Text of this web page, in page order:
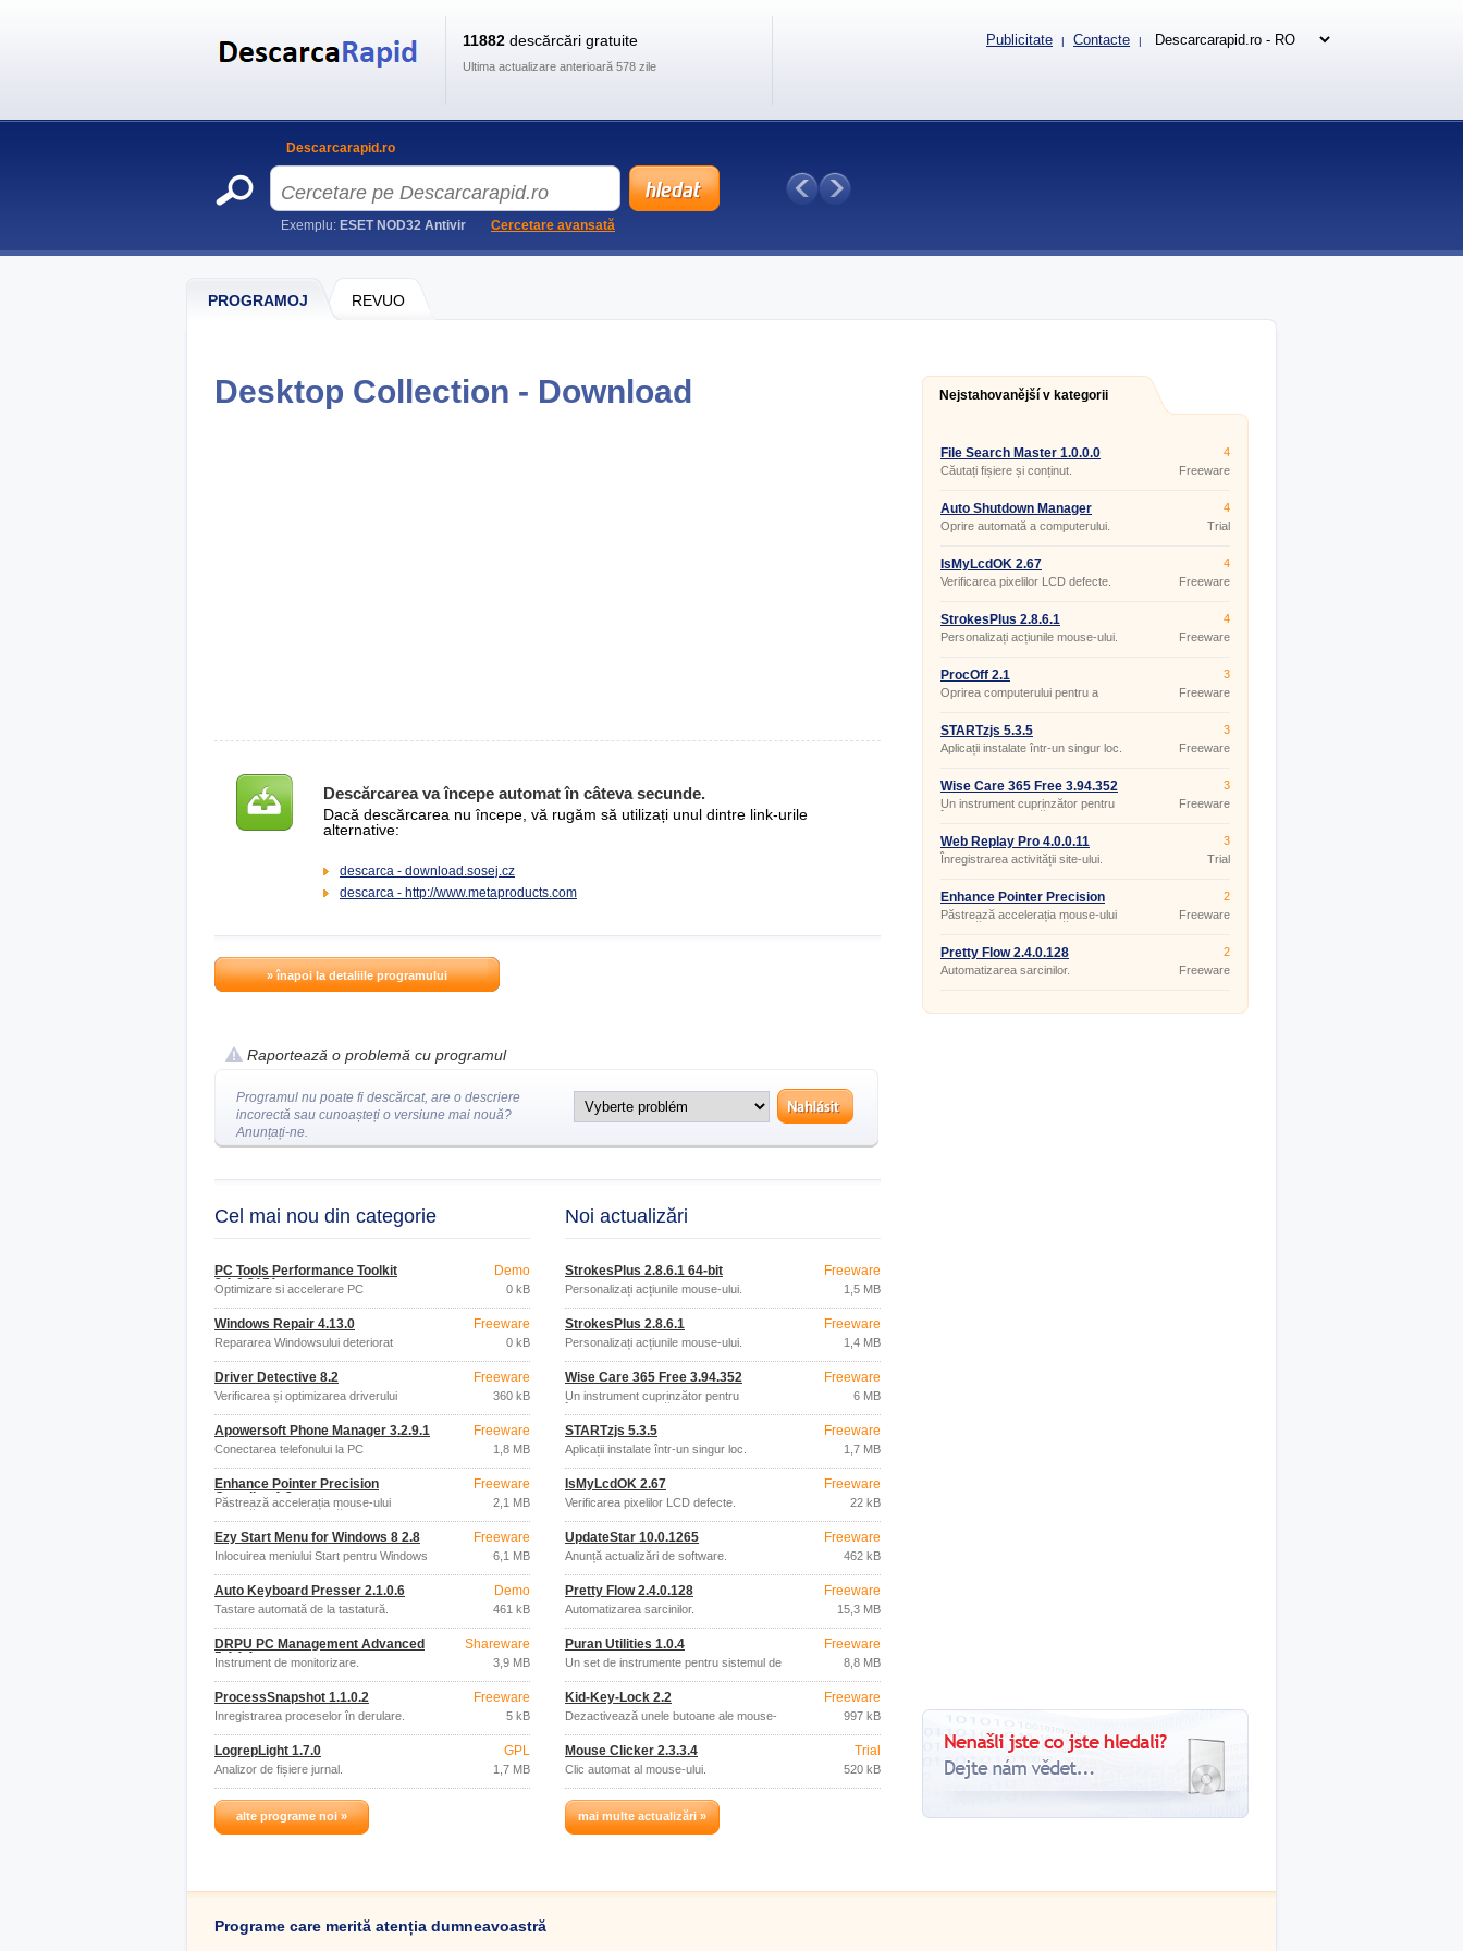
PROGRAMOJ REVUO
Desktop Collection - Download
Descărcarea va începe automat în câteva secunde.
Dacă descărcarea nu începe, vă rugăm să utilizați unul dintre link-urile
alternative:
descarca - download.sosej.cz
descarca - http://www.metaproducts.com
» înapoi la detaliile programului
Raportează o problemă cu programul
Programul nu poate fi descărcat, are o descriere
incorectă sau cunoașteți o versiune mai nouă?
Anunțați-ne.
Cel mai nou din categorie
PC Tools Performance Toolkit
2.1.0.2151
Optimizare si accelerare PC
Demo
0 kB
Windows Repair 4.13.0
Repararea Windowsului deteriorat
Freeware
0 kB
Driver Detective 8.2
Verificarea și optimizarea driverului
Freeware
360 kB
Apowersoft Phone Manager 3.2.9.1
Conectarea telefonului la PC
Freeware
1,8 MB
Enhance Pointer Precision
Guardian 1.2
Păstrează accelerația mouse-ului
activată sau dezactivată.
Freeware
2,1 MB
Ezy Start Menu for Windows 8 2.8
Înlocuirea meniului Start pentru Windows
Freeware
6,1 MB
Auto Keyboard Presser 2.1.0.6
Tastare automată de la tastatură.
Demo
461 kB
DRPU PC Management Advanced
5.4.1.1
Instrument de monitorizare.
Shareware
3,9 MB
ProcessSnapshot 1.1.0.2
Înregistrarea proceselor în derulare.
Freeware
5 kB
LogrepLight 1.7.0
Analizor de fișiere jurnal.
GPL
1,7 MB
alte programe noi »
Noi actualizări
StrokesPlus 2.8.6.1 64-bit
Personalizați acțiunile mouse-ului.
Freeware
1,5 MB
StrokesPlus 2.8.6.1
Personalizați acțiunile mouse-ului.
Freeware
1,4 MB
Wise Care 365 Free 3.94.352
Un instrument cuprinzător pentru
întreținerea regulată a sistemului și
curățarea discurilor.
Freeware
6 MB
STARTzjs 5.3.5
Aplicații instalate într-un singur loc.
Freeware
1,7 MB
IsMyLcdOK 2.67
Verificarea pixelilor LCD defecte.
Freeware
22 kB
UpdateStar 10.0.1265
Anunță actualizări de software.
Freeware
462 kB
Pretty Flow 2.4.0.128
Automatizarea sarcinilor.
Freeware
15,3 MB
Puran Utilities 1.0.4
Un set de instrumente pentru sistemul de
Freeware
8,8 MB
Kid-Key-Lock 2.2
Dezactivează unele butoane ale mouse-
Freeware
997 kB
Mouse Clicker 2.3.3.4
Clic automat al mouse-ului.
Trial
520 kB
mai multe actualizări »
Nejstahovanější v kategorii
File Search Master 1.0.0.0
Căutați fișiere și conținut.
4
Freeware
Auto Shutdown Manager
4.9.7.11
Oprire automată a computerului.
4
Trial
IsMyLcdOK 2.67
Verificarea pixelilor LCD defecte.
4
Freeware
StrokesPlus 2.8.6.1
Personalizați acțiunile mouse-ului.
4
Freeware
ProcOff 2.1
Oprirea computerului pentru a
3
Freeware
STARTzjs 5.3.5
Aplicații instalate într-un singur loc.
3
Freeware
Wise Care 365 Free 3.94.352
Un instrument cuprinzător pentru
întreținerea regulată a sistemului și
3
Freeware
Web Replay Pro 4.0.0.11
Înregistrarea activității site-ului.
3
Trial
Enhance Pointer Precision
Guardian 1.2
Păstrează accelerația mouse-ului
activată sau dezactivată.
2
Freeware
Pretty Flow 2.4.0.128
Automatizarea sarcinilor.
2
Freeware
Programe care merită atenția dumneavoastră
11882 descărcări gratuite
Ultima actualizare anterioară 578 zile
Publicitate | Contacte |
Descarcarapid.ro
Exemplu: ESET NOD32 Antivir Cercetare avansată